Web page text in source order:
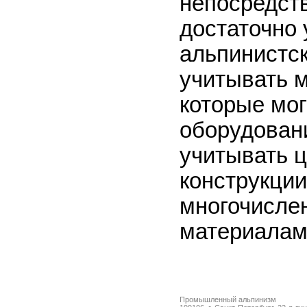
учитывать
которые
учитывать
Промышленный альпинизм